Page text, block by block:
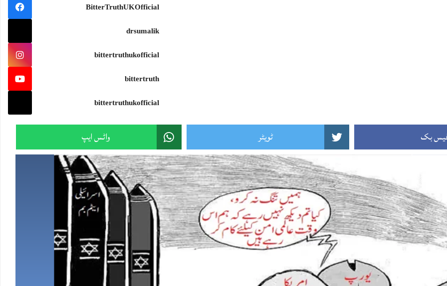
#wisdom #knowledge
BitterTruthUKOfficial
drsumalik
bittertruthukofficial
bittertruth
bittertruthukofficial
بک ٹویٹر واٹس ایپ